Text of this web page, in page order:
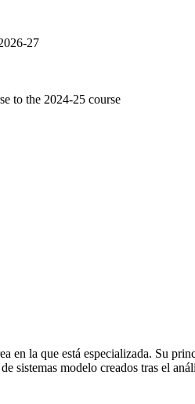
27
to the 2024-25 course
la que está especializada. Su
sistemas modelo creados tras el